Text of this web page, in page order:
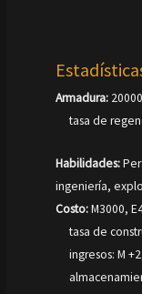
Armadura:
tasa de
Habilidades:
ingeniería,
Costo:M3000,
tasa de
ingresos: M